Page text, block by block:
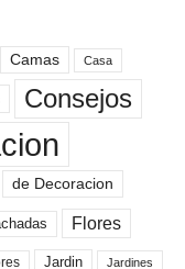
Camas Casa
Consejos
de Decoracion
Flores
Jardin Jardines